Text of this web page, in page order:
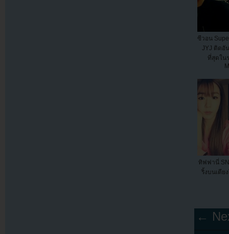
ซีวอน
JYJ ติดอั
ที่สุดใน
ทิฟฟานี่
ริ้งบนเตีย
←